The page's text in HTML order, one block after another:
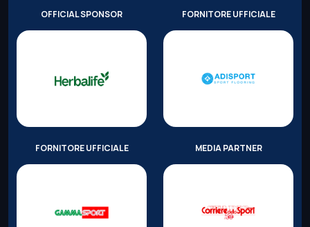
OFFICIAL SPONSOR FORNITORE UFFICIALE
FORNITORE UFFICIALE MEDIA PARTNER